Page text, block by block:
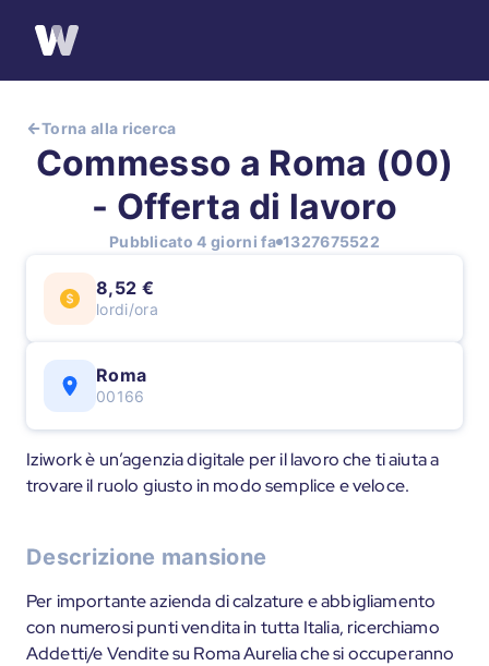
Torna alla ricerca
Commesso a Roma (00)
- Offerta di lavoro
Pubblicato 4 giorni fa 1327675522
8,52 €
lordi/ora
Roma
00166
Iziwork è un’agenzia digitale per il lavoro che ti aiuta a
trovare il ruolo giusto in modo semplice e veloce.
Descrizione mansione
Per importante azienda di calzature e abbigliamento
con numerosi punti vendita in tutta Italia, ricerchiamo
Addetti/e Vendite su Roma Aurelia che si occuperanno